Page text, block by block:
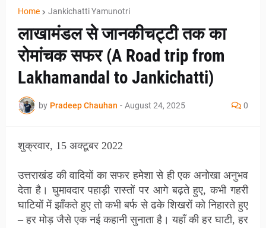
Home Jankichatti Yamunotri
लाखामंडल से जानकीचट्टी तक का
रोमांचक सफर (A Road trip from
Lakhamandal to Jankichatti)
by Pradeep Chauhan - August 24, 2025 0
शुक्रवार, 15 अक्टूबर 2022
उत्तराखंड की वादियों का सफर हमेशा से ही एक अनोखा अनुभव
देता है। घुमावदार पहाड़ी रास्तों पर आगे बढ़ते हुए, कभी गहरी
घाटियों में झाँकते हुए तो कभी बर्फ से ढके शिखरों को निहारते हुए
– हर मोड़ जैसे एक नई कहानी सुनाता है।यहाँ की हर घाटी, हर